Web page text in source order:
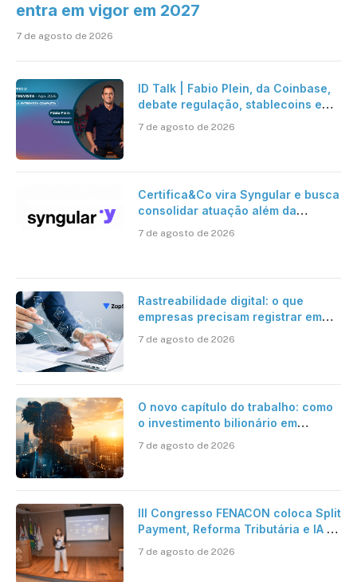
entra em vigor em 2027
7 de agosto de 2026
ID Talk | Fabio Plein, da Coinbase,
debate regulação, stablecoins e
7 de agosto de 2026
Certifica&Co vira Syngular e busca
consolidar atuação além da
7 de agosto de 2026
Rastreabilidade digital: o que
empresas precisam registrar em
7 de agosto de 2026
O novo capítulo do trabalho: como
o investimento bilionário em
verdadeira era da inteligência
7 de agosto de 2026
III Congresso FENACON coloca Split
Payment, Reforma Tributária e IA no
7 de agosto de 2026